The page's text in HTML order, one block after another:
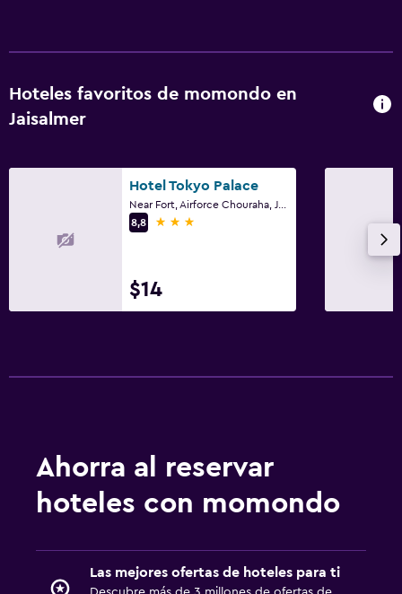
Hoteles favoritos de momondo en
Jaisalmer
Hotel Tokyo Palace
8,8
3 estrellas
$14
Ahorra al reservar
hoteles con momondo
Las mejores ofertas de hoteles para ti